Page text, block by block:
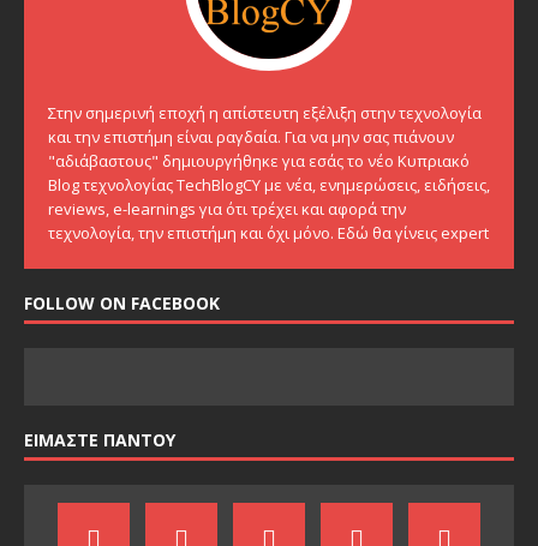
Στην σημερινή εποχή η απίστευτη εξέλιξη στην τεχνολογία
και την επιστήμη είναι ραγδαία. Για να μην σας πιάνουν
"αδιάβαστους" δημιουργήθηκε για εσάς το νέο Κυπριακό
Blog τεχνολογίας TechBlogCY με νέα, ενημερώσεις, ειδήσεις,
reviews, e-learnings για ότι τρέχει και αφορά την
τεχνολογία, την επιστήμη και όχι μόνο. Εδώ θα γίνεις expert
FOLLOW ON FACEBOOK
ΕΙΜΑΣΤΕ ΠΑΝΤΟΥ